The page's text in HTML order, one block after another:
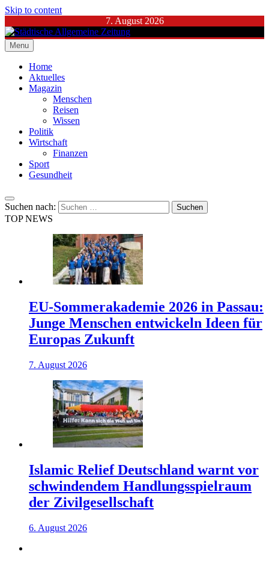
Skip to content
7. August 2026
Städtische Allgemeine Zeitung
Menu
Home
Aktuelles
Magazin
Menschen
Reisen
Wissen
Politik
Wirtschaft
Finanzen
Sport
Gesundheit
Suchen nach:
TOP NEWS
EU-Sommerakademie 2026 in Passau:
Junge Menschen entwickeln Ideen für
Europas Zukunft
7. August 2026
Islamic Relief Deutschland warnt vor
schwindendem Handlungsspielraum
der Zivilgesellschaft
6. August 2026